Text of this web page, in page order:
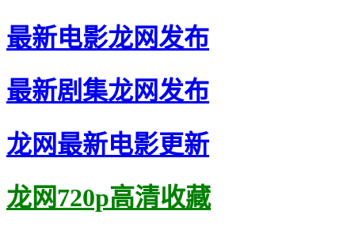
最新电影龙网发布
最新剧集龙网发布
龙网最新电影更新
龙网720p高清收藏